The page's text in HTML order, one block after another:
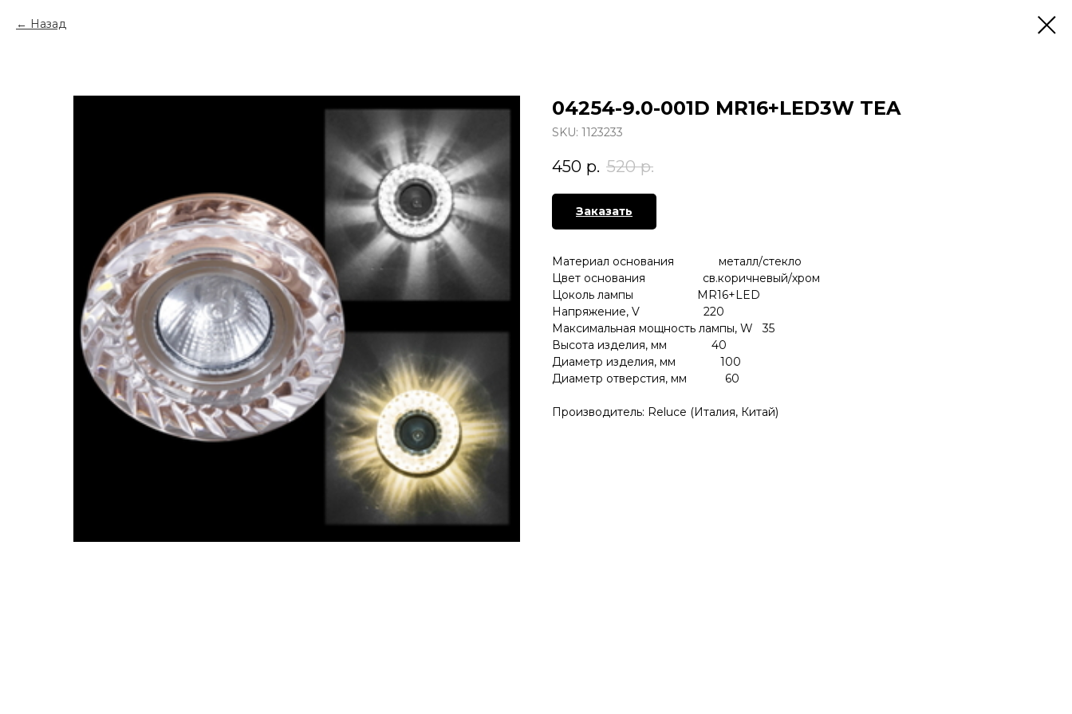
Назад
04254-9.0-001D MR16+LED3W TEA
SKU: 1123233
450 р. 520 р.
Заказать
Материал основания металл/стекло
Цвет основания св.коричневый/хром
Цоколь лампы MR16+LED
Напряжение, V 220
Максимальная мощность лампы, W 35
Высота изделия, мм 40
Диаметр изделия, мм 100
Диаметр отверстия, мм 60
Производитель: Reluce (Италия, Китай)